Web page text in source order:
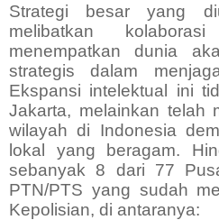
Strategi besar yang
melibatkan
menempatkan dunia
strategis dalam
Ekspansi intelektual ini
Jakarta, melainkan telah
wilayah di Indonesia
lokal yang beragam.
sebanyak 8 dari 77
PTN/PTS yang sudah
Kepolisian, di antaranya: